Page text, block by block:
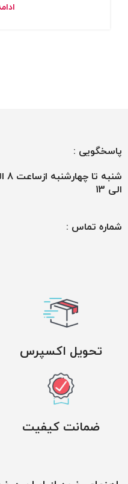
پاسخگویی :
الی 13
شماره تماس :
تحویل اکسپرس
ضمانت کیفیت